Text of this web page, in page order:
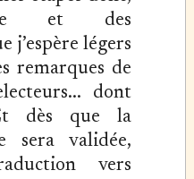
et des
j’espère légers
remarques de
dont
dès que la
sera validée,
vers